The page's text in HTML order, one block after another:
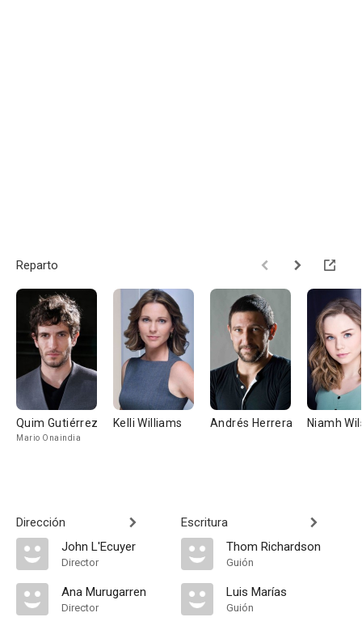
Reparto
Quim Gutiérrez
Mario Onaindia
Kelli Williams Andrés Herrera Niamh
Dirección
John L'Ecuyer
Director
Ana Murugarren
Director
Escritura
Thom Richardson
Guión
Luis Marías
Guión